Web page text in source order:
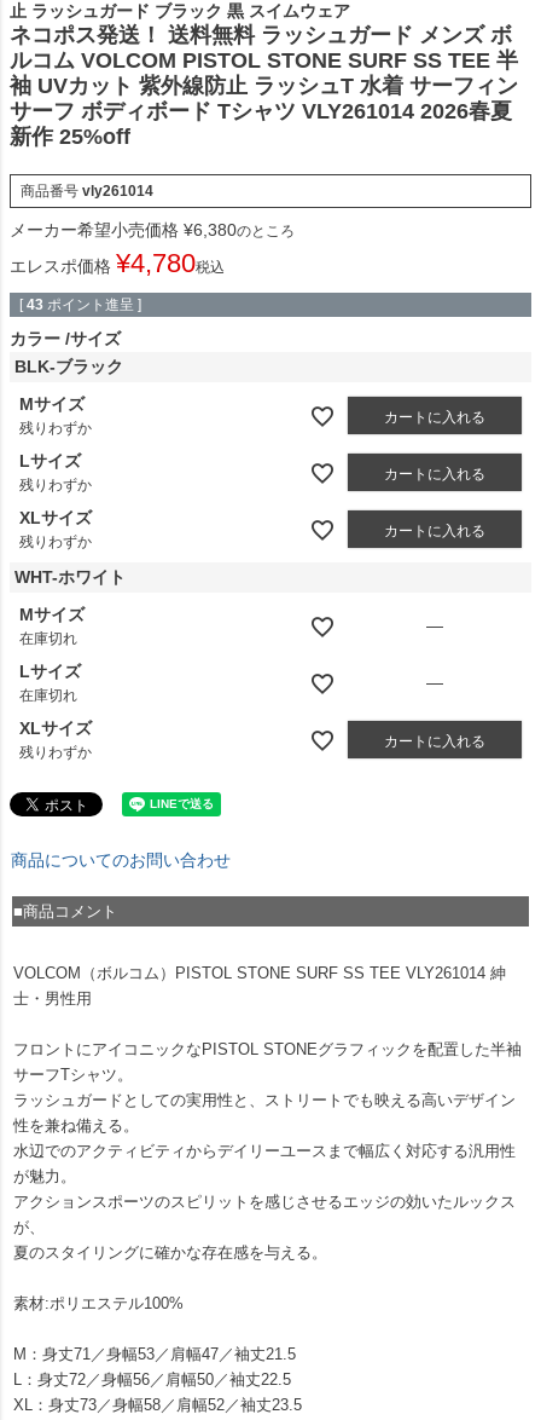
止 ラッシュガード ブラック 黒 スイムウェア
ネコポス発送！ 送料無料 ラッシュガード メンズ ボ
ルコム VOLCOM PISTOL STONE SURF SS TEE 半
袖 UVカット 紫外線防止 ラッシュT 水着 サーフィン
サーフ ボディボード Tシャツ VLY261014 2026春夏
新作 25%off
商品番号 vly261014
メーカー希望小売価格 ¥6,380のところ
エレスポ価格 ¥4,780税込
[ 43 ポイント進呈 ]
カラー サイズ
BLK-ブラック
Mサイズ
残りわずか
カートに入れる
Lサイズ
残りわずか
カートに入れる
XLサイズ
残りわずか
カートに入れる
WHT-ホワイト
Mサイズ
在庫切れ
—
Lサイズ
在庫切れ
—
XLサイズ
残りわずか
カートに入れる
商品についてのお問い合わせ
■商品コメント
VOLCOM（ボルコム）PISTOL STONE SURF SS TEE VLY261014 紳
士・男性用
フロントにアイコニックなPISTOL STONEグラフィックを配置した半袖
サーフTシャツ。
ラッシュガードとしての実用性と、ストリートでも映える高いデザイン
性を兼ね備える。
水辺でのアクティビティからデイリーユースまで幅広く対応する汎用性
が魅力。
アクションスポーツのスピリットを感じさせるエッジの効いたルックス
が、
夏のスタイリングに確かな存在感を与える。
素材:ポリエステル100%
M：身丈71／身幅53／肩幅47／袖丈21.5
L：身丈72／身幅56／肩幅50／袖丈22.5
XL：身丈73／身幅58／肩幅52／袖丈23.5